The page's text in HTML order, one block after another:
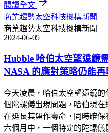
閱讀全文
商業趨勢太空科技機構新聞
商業趨勢太空科技機構新聞
2024-06-05
Hubble 哈伯太空望遠鏡
NASA 的應對策略仍能再
今天凌晨，哈伯太空望遠鏡
個陀螺儀出現問題，哈伯現
在延長其運作壽命，同時確
六個月中，一個特定的陀螺